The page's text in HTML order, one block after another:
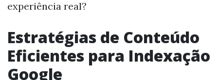
experiência real?
Estratégias de Conteúdo
Eficientes para Indexação
Google